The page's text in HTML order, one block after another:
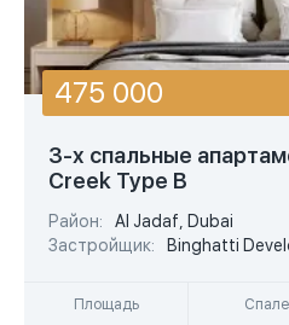
3-х спальные
Creek Type B
Район:
Al Jadaf, Dubai
Застройщик:
Binghatti
Площадь
475 000